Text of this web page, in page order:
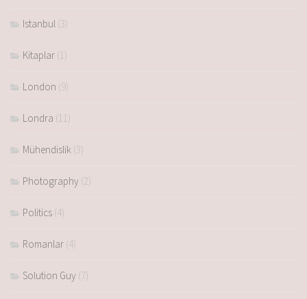
Istanbul (3)
Kitaplar (1)
London (9)
Londra (11)
Mühendislik (3)
Photography (2)
Politics (4)
Romanlar (4)
Solution Guy (7)